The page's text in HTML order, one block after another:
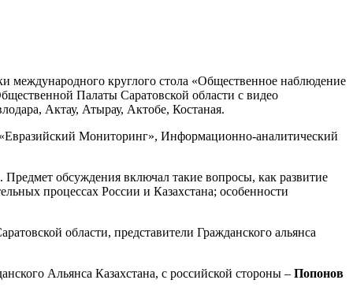
международного круглого стола «Общественное наблюдение
Палаты Саратовской области с видео
Актау, Атырау, Актобе, Костаная.
Мониторинг», Информационно-аналитический
обсуждения включал такие вопросы, как развитие
процессах России и Казахстана; особенности
области, представители Гражданского альянса
Альянса Казахстана, с российской стороны – Попонов